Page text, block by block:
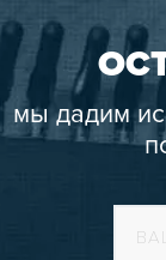
мы дадим